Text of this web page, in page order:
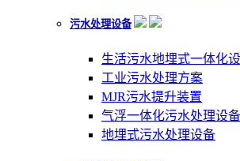
污水处理设备
生活污水地埋式一体化
工业污水处理方案
MJR污水提升装置
气浮一体化污水处理设备
地埋式污水处理设备